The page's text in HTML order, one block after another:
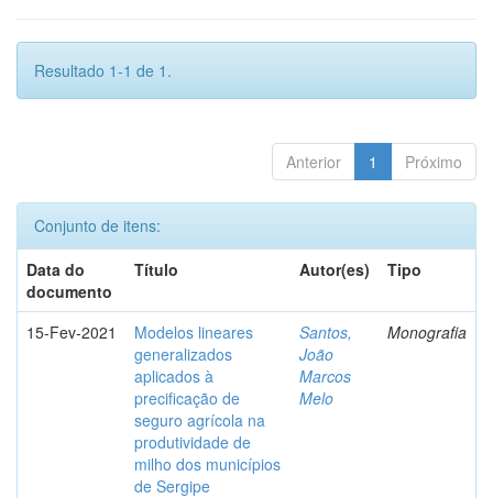
Resultado 1-1 de 1.
Anterior 1 Próximo
Conjunto de itens:
Data do
documento
Título Autor(es) Tipo
15-Fev-2021
Modelos lineares
generalizados
aplicados à
precificação de
seguro agrícola na
produtividade de
milho dos municípios
de Sergipe
Santos,
João
Marcos
Melo
Monografia